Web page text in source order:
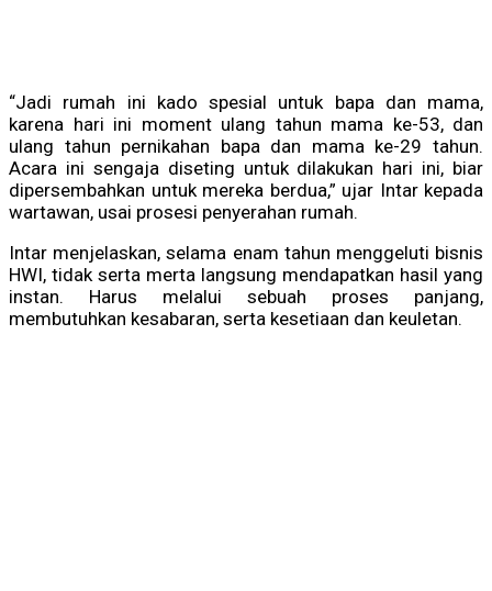
“Jadi rumah ini kado spesial untuk bapa dan mama,
karena hari ini moment ulang tahun mama ke-53, dan
ulang tahun pernikahan bapa dan mama ke-29 tahun.
Acara ini sengaja diseting untuk dilakukan hari ini, biar
dipersembahkan untuk mereka berdua,” ujar Intar kepada
wartawan, usai prosesi penyerahan rumah.
Intar menjelaskan, selama enam tahun menggeluti bisnis
HWI, tidak serta merta langsung mendapatkan hasil yang
instan. Harus melalui sebuah proses panjang,
membutuhkan kesabaran, serta kesetiaan dan keuletan.